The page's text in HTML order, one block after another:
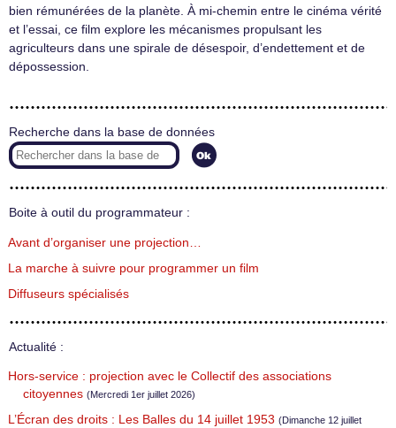
bien rémunérées de la planète. À mi-chemin entre le cinéma vérité
et l’essai, ce film explore les mécanismes propulsant les
agriculteurs dans une spirale de désespoir, d’endettement et de
dépossession.
Recherche dans la base de données
Boite à outil du programmateur :
Avant d’organiser une projection…
La marche à suivre pour programmer un film
Diffuseurs spécialisés
Actualité :
Hors-service : projection avec le Collectif des associations
citoyennes (Mercredi 1er juillet 2026)
L’Écran des droits : Les Balles du 14 juillet 1953 (Dimanche 12 juillet